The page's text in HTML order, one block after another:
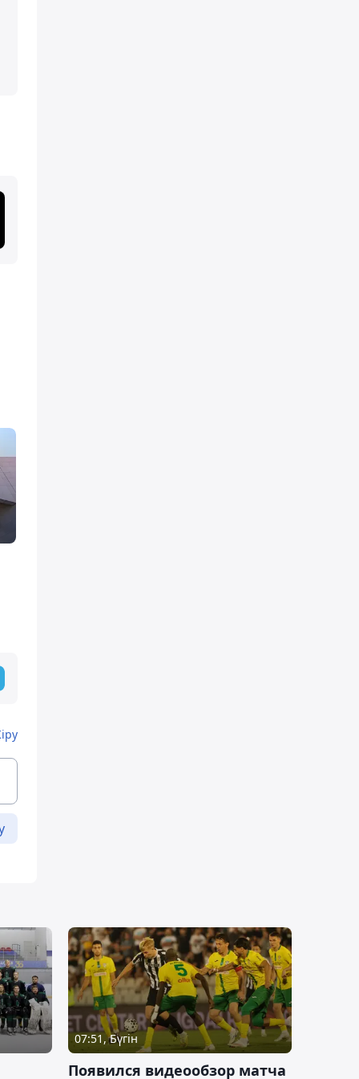
07:51, Бүгін
Появился видеообзор матча